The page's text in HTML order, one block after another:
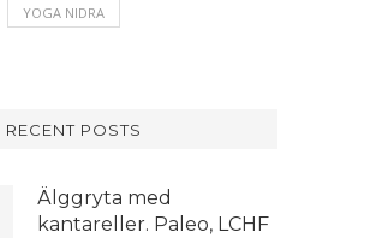
YOGA NIDRA
RECENT POSTS
Älggryta med
kantareller. Paleo, LCHF